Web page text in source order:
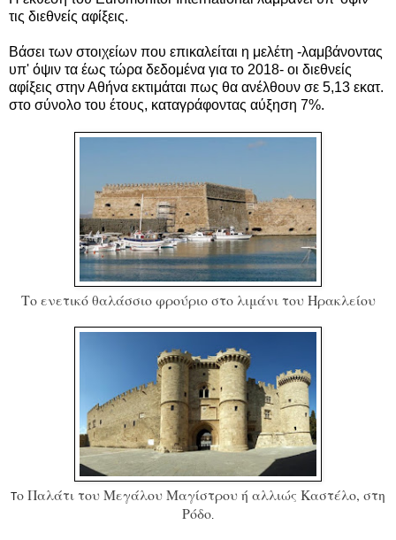
τις διεθνείς αφίξεις.
Βάσει των στοιχείων που επικαλείται η μελέτη -λαμβάνοντας
υπ' όψιν τα έως τώρα δεδομένα για το 2018- οι διεθνείς
αφίξεις στην Αθήνα εκτιμάται πως θα ανέλθουν σε 5,13 εκατ.
στο σύνολο του έτους, καταγράφοντας αύξηση 7%.
Το ενετικό θαλάσσιο φρούριο στο λιμάνι του Ηρακλείου
Το Παλάτι του Μεγάλου Μαγίστρου ή αλλιώς Καστέλο, στη
Ρόδο